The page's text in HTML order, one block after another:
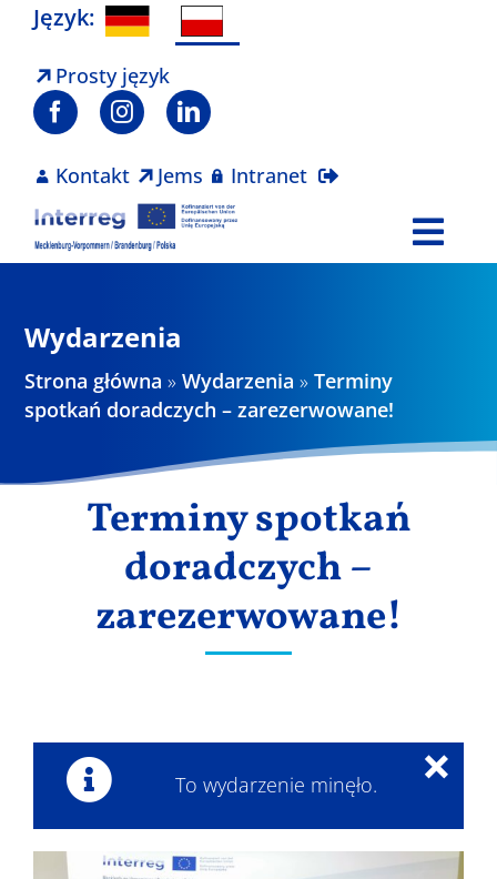
Skip
content
Język:
Prosty język
Kontakt Jems Intranet
Projekty
Wyniki
Wydarzenia
Strona główna »Wydarzenia »Terminy
spotkań doradczych – zarezerwowane!
Terminy spotkań
doradczych –
zarezerwowane!
To wydarzenie minęło.
×